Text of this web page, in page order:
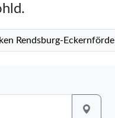
Rendsburg-Eckernförde